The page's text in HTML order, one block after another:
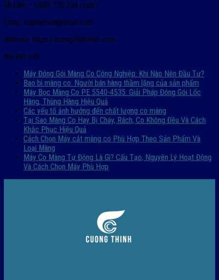
Mr.Lâm – 0939 770 234 (zalo)
Email: xuanlamiuh@gmail.com
Website: https://cuongthinhtech.com
Bài viết mới
Máy Đóng Gói Màng Co Công Nghiệp: Khi Nào Nên Đầu Tư?
Bao bì màng co: Người bán hàng thầm lặng của sản phẩm
Máy Bọc Màng Co PE 5540-4535: Giải Pháp Đóng Gói Lốc
Hàng, Thùng Hàng Hiệu Quả
Các yếu tố ảnh hưởng đến chất lượng co màng
Tại Sao Màng Co Hay Bị Cháy, Rách, Co Không Đều Và Cách
Khắc Phục Hiệu Quả
Cách Chọn Máy cắt màng co Phù Hợp Theo Sản Phẩm Và
Loại Màng
Máy Co Màng Tự Động Là Gì? Cấu Tạo, Nguyên Lý Hoạt Động
Và Cách Chọn Máy Phù Hợp